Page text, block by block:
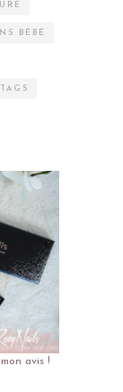
BÉBÉ
TAGS
avis !